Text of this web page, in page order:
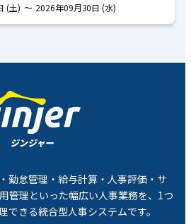
(土) 2026年09月30日 (水)
勤怠管理・給与計算・人事評価・サ
管理といった幅広い人事業務を、1つ
できる統合型人事システムです。